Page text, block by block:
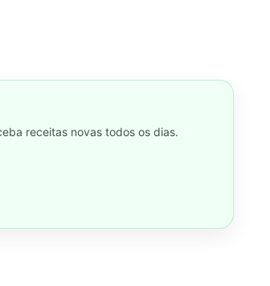
receitas novas todos os dias.